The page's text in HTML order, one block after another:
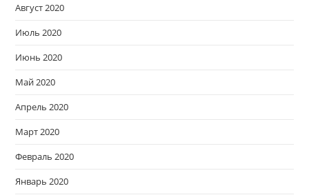
Август 2020
Июль 2020
Июнь 2020
Май 2020
Апрель 2020
Март 2020
Февраль 2020
Январь 2020